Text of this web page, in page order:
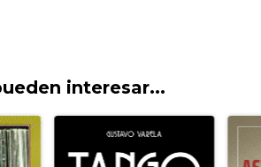
interesar...